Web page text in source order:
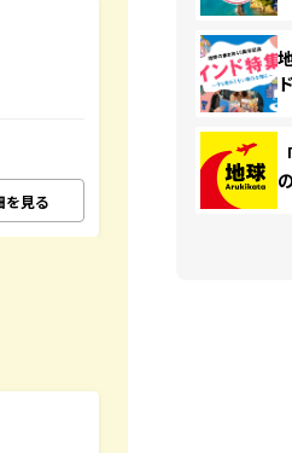
を見る